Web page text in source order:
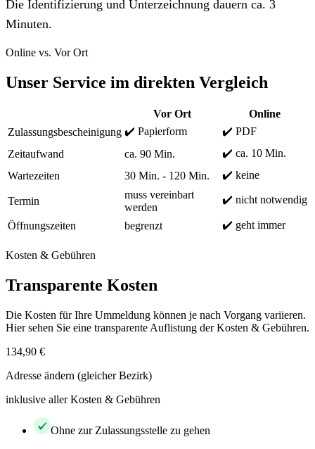
Die Identifizierung und Unterzeichnung dauern ca. 3
Minuten.
Online vs. Vor Ort
Unser Service im direkten Vergleich
Vor Ort
Online
Zulassungsbescheinigung ✔️ Papierform
✔️ PDF
Zeitaufwand
ca. 90 Min.
✔️ ca. 10 Min.
Wartezeiten
30 Min. - 120 Min. ✔️ keine
Termin
muss vereinbart
werden
✔️ nicht notwendig
Öffnungszeiten begrenzt ✔️ geht immer
Kosten & Gebühren
Transparente Kosten
Die Kosten für Ihre Ummeldung können je nach Vorgang variieren.
Hier sehen Sie eine transparente Auflistung der Kosten & Gebühren.
134,90 €
Adresse ändern (gleicher Bezirk)
inklusive aller Kosten & Gebühren
Ohne zur Zulassungsstelle zu gehen